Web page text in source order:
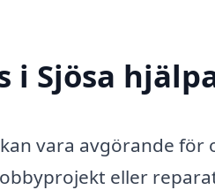
i Sjösa
vara avgörande
eller